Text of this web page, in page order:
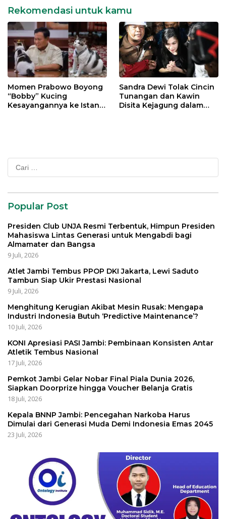
Rekomendasi untuk kamu
Momen Prabowo Boyong
“Bobby” Kucing
Kesayangannya ke Istana
Sandra Dewi Tolak Cincin
Tunangan dan Kawin
Disita Kejagung dalam
Cari
untuk:
Popular Post
Presiden Club UNJA Resmi Terbentuk, Himpun Presiden
Mahasiswa Lintas Generasi untuk Mengabdi bagi
Almamater dan Bangsa
9 Juli, 2026
Atlet Jambi Tembus PPOP DKI Jakarta, Lewi Saduto
Tambun Siap Ukir Prestasi Nasional
9 Juli, 2026
Menghitung Kerugian Akibat Mesin Rusak: Mengapa
Industri Indonesia Butuh ‘Predictive Maintenance’?
10 Juli, 2026
KONI Apresiasi PASI Jambi: Pembinaan Konsisten Antar
Atletik Tembus Nasional
17 Juli, 2026
Pemkot Jambi Gelar Nobar Final Piala Dunia 2026,
Siapkan Doorprize hingga Voucher Belanja Gratis
18 Juli, 2026
Kepala BNNP Jambi: Pencegahan Narkoba Harus
Dimulai dari Generasi Muda Demi Indonesia Emas 2045
23 Juli, 2026